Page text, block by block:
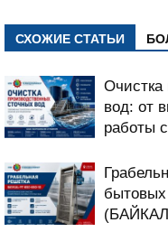
СХОЖИЕ СТАТЬИ
Очистка
вод: от
работы
бытовых